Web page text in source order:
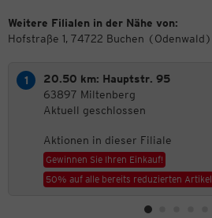
Weitere Filialen in der Nähe von:
Hofstraße 1, 74722 Buchen (Odenwald)
20.50 km: Hauptstr. 95
63897 Miltenberg
Aktuell geschlossen
Aktionen in dieser Filiale
Gewinnen Sie Ihren Einkauf!
50% auf alle bereits reduzierten Artikel